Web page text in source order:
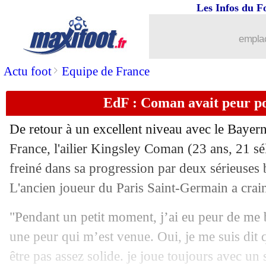
Actu foot> Equipe de France
Les Infos du
EdF : Coman avait peur
De retour à un excellent niveau avec le
France, l'ailier Kingsley Coman (23 ans, 21
freiné dans sa progression par deux sérieuses
L'ancien joueur du Paris Saint-Germain a
"Pendant un petit moment, j’ai eu peur de me
une peur qui m’est venue. Oui, je me suis dit
être pas assez solide. je joue toujours avec
: Neuer peu bavard sur
14/11 Man Utd: Lindelöf couvre Mourinho
14/11 Arsenal: Petit montre la sortie à
: Thierry Henry nommé !
14/11 PSG: Leonardo avait tenté Pato en
14/11 Real : Modric se verrait bien en Italie
14/11 Dortmund : Sancho plait aussi à
14/11 Bayern: Håland comme nouvelle